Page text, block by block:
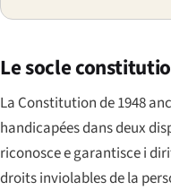
Le socle
La Constitution de 1948
handicapées dans deux
riconosce e garantisce i
droits inviolables de la